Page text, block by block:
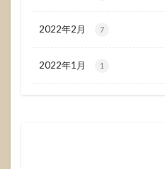
2022年2月 7
2022年1月 1